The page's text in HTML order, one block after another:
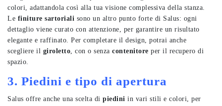
colori, adattandola così alla tua visione complessiva della stanza.
Le finiture sartoriali sono un altro punto forte di Salus: ogni
dettaglio viene curato con attenzione, per garantire un risultato
elegante e raffinato. Per completare il design, potrai anche
scegliere il giroletto , con o senza contenitore per il recupero di
spazio.
3. Piedini e tipo di apertura
Salus offre anche una scelta di piedini in vari stili e colori, per